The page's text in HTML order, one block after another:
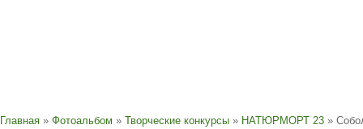
Главная » Фотоальбом » Творческие конкурсы » НАТЮРМОРТ 23 »